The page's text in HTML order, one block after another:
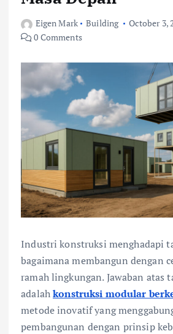
Eigen Mark Building
October 3,
0 Comments
Industri konstruksi menghadapi
bagaimana membangun dengan
ramah lingkungan. Jawaban atas
adalahkonstruksi modular
metode inovatif yang
pembangunan dengan prinsip